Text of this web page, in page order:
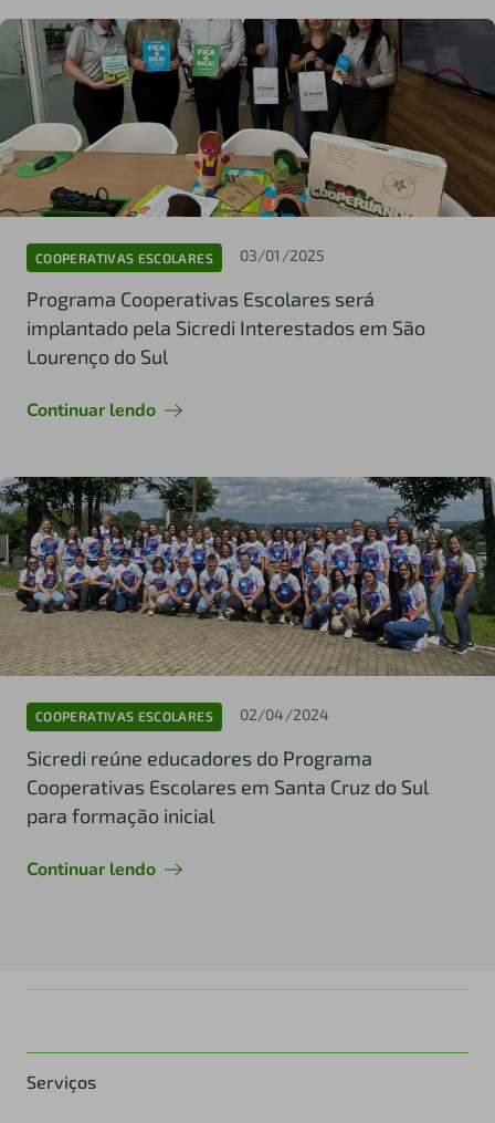
COOPERATIVAS ESCOLARES 03/01/2025
Programa Cooperativas Escolares será
implantado pela Sicredi Interestados em São
Lourenço do Sul
Continuar lendo
COOPERATIVAS ESCOLARES 02/04/2024
Sicredi reúne educadores do Programa
Cooperativas Escolares em Santa Cruz do Sul
para formação inicial
Continuar lendo
Serviços